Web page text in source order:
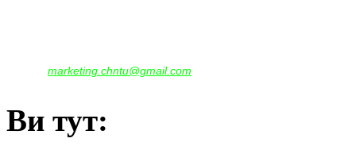
marketing.chntu@gmail.com
Ви тут: